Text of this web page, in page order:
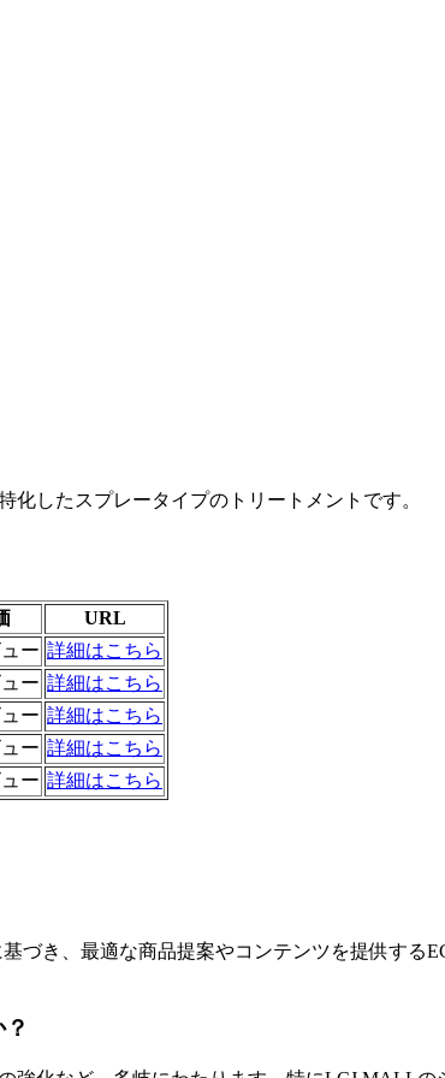
したスプレータイプのトリートメントです。
URL
ー 詳細はこちら
ー 詳細はこちら
ー 詳細はこちら
ー 詳細はこちら
ー 詳細はこちら
づき、最適な商品提案やコンテンツを提供する